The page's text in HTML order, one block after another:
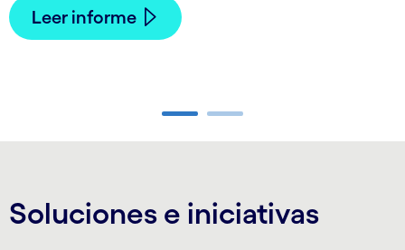
Leer informe
Soluciones e iniciativas